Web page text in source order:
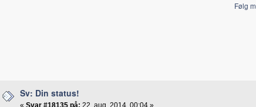
Følg
Sv: Din status!